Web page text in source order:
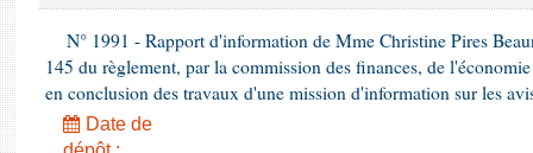
N° 1991 - Rapport d'information de Mme Christine Pires
145 du règlement, par la commission des finances, de
en conclusion des travaux d'une mission d'information sur les
Date de